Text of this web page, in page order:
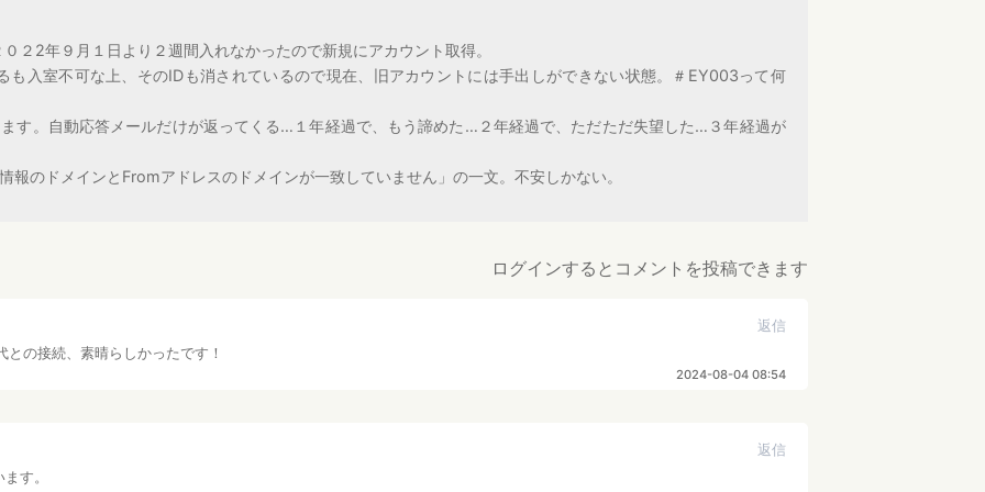
２2年９月１日より２週間入れなかったので新規にアカウント取得。
入室不可な上、そのIDも消されているので現在、旧アカウントには手出しができない状態。＃EY003って何
す。自動応答メールだけが返ってくる…１年経過で、もう諦めた…２年経過で、ただただ失望した…３年経過が
報のドメインとFromアドレスのドメインが一致していません」の一文。不安しかない。
ログインするとコメントを投稿できます
返信
の接続、素晴らしかったです！
2024-08-04 08:54
返信
す。